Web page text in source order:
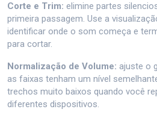
Corte e Trim: elimine partes
primeira passagem. Use a
identificar onde o som começa e
para cortar.
Normalização de Volume: ajuste o
as faixas tenham um nível
trechos muito baixos quando você
diferentes dispositivos.